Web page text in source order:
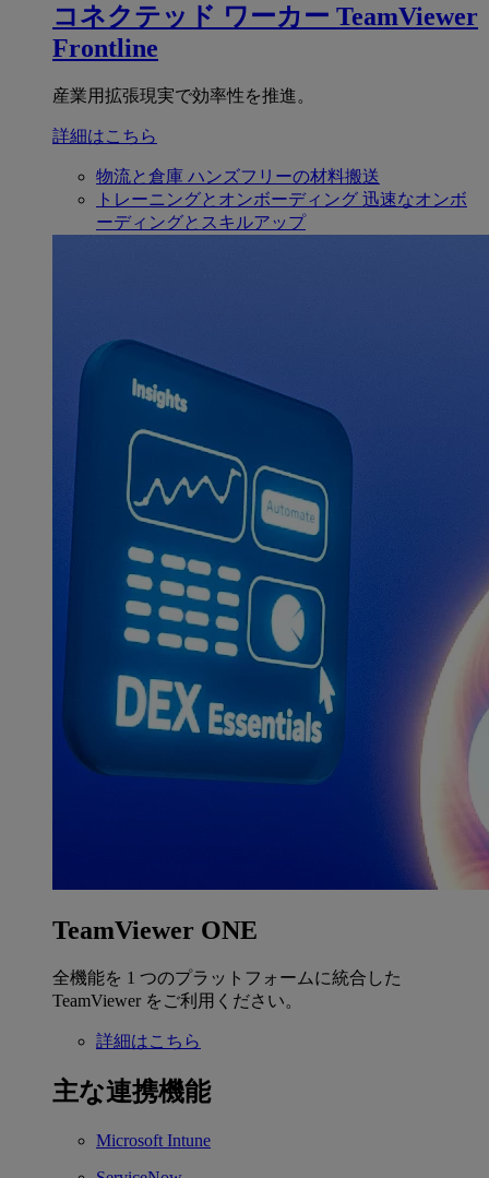
コネクテッド ワーカー TeamViewer
Frontline
産業用拡張現実で効率性を推進。
詳細はこちら
物流と倉庫 ハンズフリーの材料搬送
トレーニングとオンボーディング 迅速なオンボ
ーディングとスキルアップ
TeamViewer ONE
全機能を 1 つのプラットフォームに統合した
TeamViewer をご利用ください。
詳細はこちら
主な連携機能
Microsoft Intune